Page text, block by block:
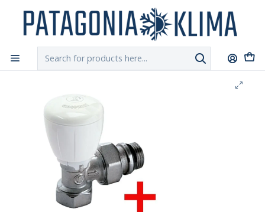
Chilexpress
Home Calefacción Central
Juego Valvula Radiador y Detentor Angular 1/2" Giaomini